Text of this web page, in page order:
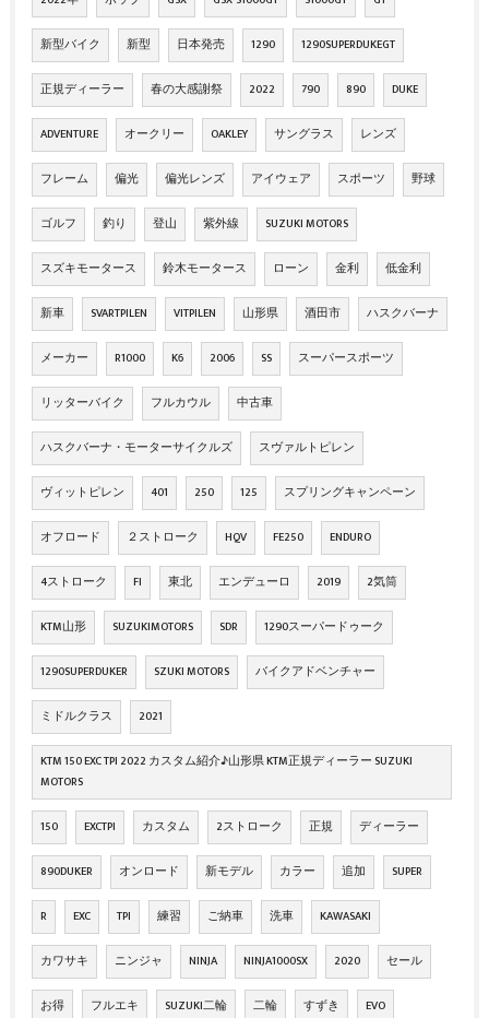
新型バイク 新型 日本発売 1290 1290SUPERDUKEGT
正規ディーラー 春の大感謝祭 2022 790 890 DUKE
ADVENTURE オークリー OAKLEY サングラス レンズ
フレーム 偏光 偏光レンズ アイウェア スポーツ 野球
ゴルフ 釣り 登山 紫外線 SUZUKI MOTORS
スズキモータース 鈴木モータース ローン 金利 低金利
新車 SVARTPILEN VITPILEN 山形県 酒田市 ハスクバーナ
メーカー R1000 K6 2006 SS スーパースポーツ
リッターバイク フルカウル 中古車
ハスクバーナ・モーターサイクルズ スヴァルトピレン
ヴィットピレン 401 250 125 スプリングキャンペーン
オフロード ２ストローク HQV FE250 ENDURO
4ストローク FI 東北 エンデューロ 2019 2気筒
KTM山形 SUZUKIMOTORS SDR 1290スーパードゥーク
1290SUPERDUKER SZUKI MOTORS バイクアドベンチャー
ミドルクラス 2021
KTM 150 EXC TPI 2022 カスタム紹介♪山形県 KTM正規ディーラー SUZUKI
MOTORS
150 EXCTPI カスタム 2ストローク 正規 ディーラー
890DUKER オンロード 新モデル カラー 追加 SUPER
R EXC TPI 練習 ご納車 洗車 KAWASAKI
カワサキ ニンジャ NINJA NINJA1000SX 2020 セール
お得 フルエキ SUZUKI二輪 二輪 すずき EVO